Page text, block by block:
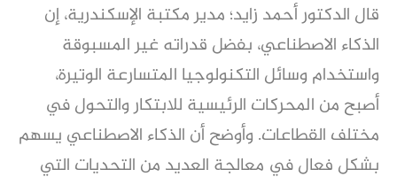
قال الدكتور أحمد زايد؛ مدير مكتبة الإسكندرية، إن
الذكاء الاصطناعي، بفضل قدراته غير المسبوقة
واستخدام وسائل التكنولوجيا المتسارعة الوتيرة،
أصبح من المحركات الرئيسية للابتكار والتحول في
مختلف القطاعات. وأوضح أن الذكاء الاصطناعي يسهم
بشكل فعال في معالجة العديد من التحديات التي